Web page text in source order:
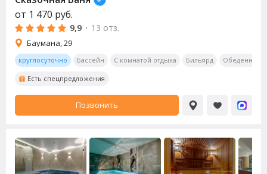
от 1 470 руб.
9,9 · 13 отз.
Баумана, 29
круглосуточно Бассейн С комнатой отдыха Бильярд Обеденная
Есть спецпредложения
Позвонить